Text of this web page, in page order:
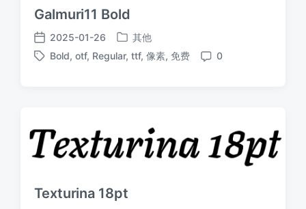
Galmuri11 Bold
发
布
2025-01-26
发
布
其他
标
Bold, otf, Regular, ttf, 像素, 免费
评
0
Texturina 18pt